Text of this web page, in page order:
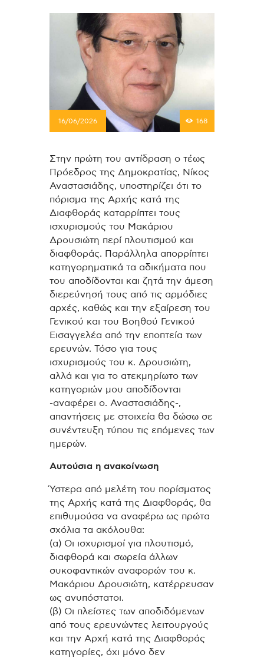
16/06/2026 168
Στην πρώτη του αντίδραση ο τέως
Πρόεδρος της Δημοκρατίας, Νίκος
Αναστασιάδης, υποστηρίζει ότι το
πόρισμα της Αρχής κατά της
Διαφθοράς καταρρίπτει τους
ισχυρισμούς του Μακάριου
Δρουσιώτη περί πλουτισμού και
διαφθοράς. Παράλληλα απορρίπτει
κατηγορηματικά τα αδικήματα που
του αποδίδονται και ζητά την άμεση
διερεύνησή τους από τις αρμόδιες
αρχές, καθώς και την εξαίρεση του
Γενικού και του Βοηθού Γενικού
Εισαγγελέα από την εποπτεία των
ερευνών. Τόσο για τους
ισχυρισμούς του κ. Δρουσιώτη,
αλλά και για το ατεκμηρίωτο των
κατηγοριών μου αποδίδονται
-αναφέρει ο. Αναστασιάδης-,
απαντήσεις με στοιχεία θα δώσω σε
συνέντευξη τύπου τις επόμενες των
ημερών.
Αυτούσια η ανακοίνωση
Ύστερα από μελέτη του πορίσματος
της Αρχής κατά της Διαφθοράς, θα
επιθυμούσα να αναφέρω ως πρώτα
σχόλια τα ακόλουθα:
(α) Οι ισχυρισμοί για πλουτισμό,
διαφθορά και σωρεία άλλων
συκοφαντικών αναφορών του κ.
Μακάριου Δρουσιώτη, κατέρρευσαν
ως ανυπόστατοι.
(β) Οι πλείστες των αποδιδόμενων
από τους ερευνώντες λειτουργούς
και την Αρχή κατά της Διαφθοράς
κατηγορίες, όχι μόνο δεν